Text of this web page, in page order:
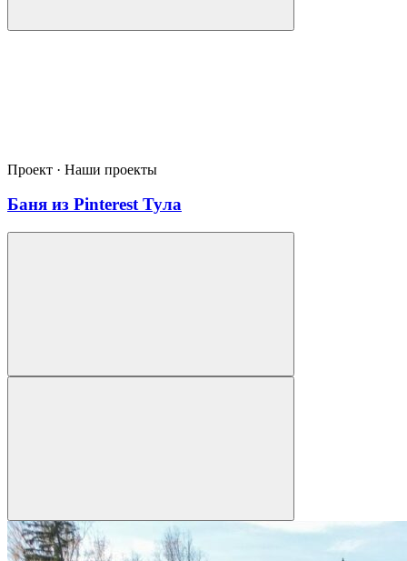
Проект · Наши проекты
Баня из Pinterest Тула